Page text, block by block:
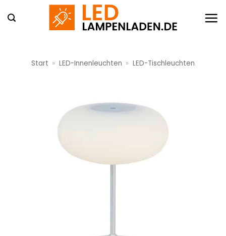
Inhalt
Start » LED-Innenleuchten » LED-Tischleuchten